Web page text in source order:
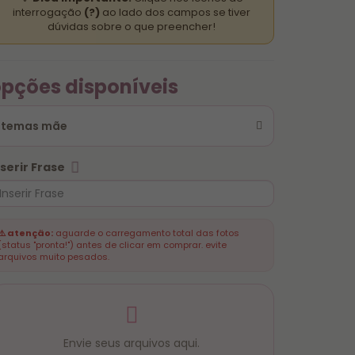
interrogação (?) ao lado dos campos se tiver
dúvidas sobre o que preencher!
disponíveis
temas mãe
Frase
atenção: aguarde o carregamento total das fotos
"pronta!") antes de clicar em comprar. evite
muito pesados.
Envie seus arquivos aqui.